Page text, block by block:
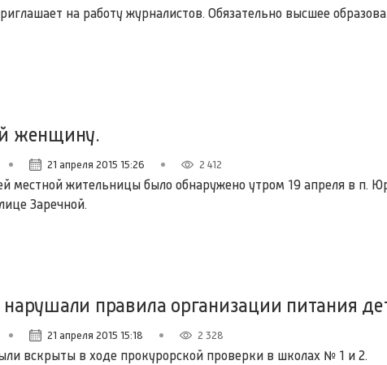
на работу журналистов. Обязательно высшее
женщину.
21 апреля 2015 15:26 2 412
местной жительницы было обнаружено утром 19 апреля в п.
Заречной.
правила организации питания
21 апреля 2015 15:18 2 328
вскрыты в ходе прокурорской проверки в школах № 1 и 2.